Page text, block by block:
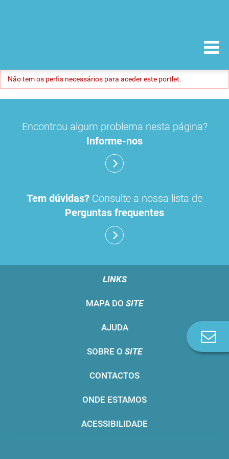
Não tem os perfis necessários para aceder este portlet.
Encontrou algum problema nesta página?
Informe-nos
Tem dúvidas? Consulte a nossa lista de
Perguntas frequentes
LINKS
MAPA DO SITE
AJUDA
SOBRE O SITE
CONTACTOS
ONDE ESTAMOS
ACESSIBILIDADE